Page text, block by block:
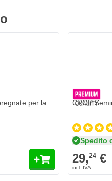
per la
CROP
Spedito
29,24 €